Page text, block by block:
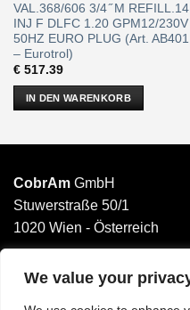
We value your
VAL.368/606 3/4 ̋ M REFILL.14
INJ F DLFC 1.20 GPM12/230V
50HZ EURO PLUG (Art. AB401
– Eurotrol)
€517.39
IN DEN WARENKORB
CobrAm GmbH
Stuwerstraße 50/1
1020 Wien - Österreich
______________________
Email: